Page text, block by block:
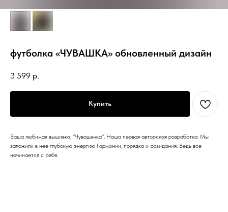
футболка «ЧУВАШКА» обновленный дизайн
3 599 р.
Купить
Ваша любимая вышивка, "Чувашечка". Наша первая авторская разработка. Мы
заложили в нее глубокую энергию Гармонии, порядка и созидания. Ведь все
начинается с себя.